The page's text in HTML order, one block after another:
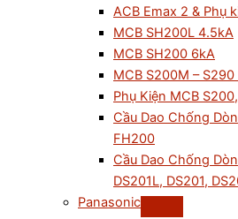
ACB Emax 2 & Phụ
MCB SH200L 4.5kA
MCB SH200 6kA
MCB S200M – S290
Phụ Kiện MCB
Cầu Dao Chống
FH200
Cầu Dao Chống
DS201L, DS201,
Panasonic